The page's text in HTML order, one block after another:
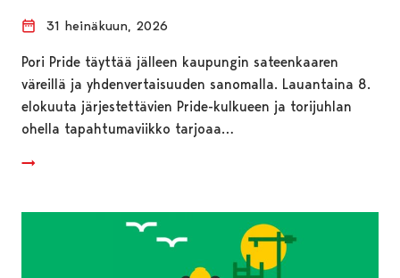
31 heinäkuun, 2026
Pori Pride täyttää jälleen kaupungin sateenkaaren
väreillä ja yhdenvertaisuuden sanomalla. Lauantaina 8.
elokuuta järjestettävien Pride-kulkueen ja torijuhlan
ohella tapahtumaviikko tarjoaa…